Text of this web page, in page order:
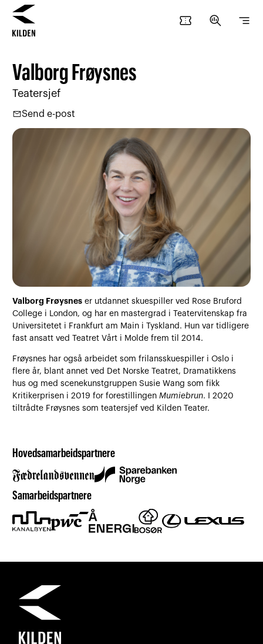
innhold
navigasjon
confirmation_number search_insights segment
Valborg Frøysnes
Teatersjef
mailSend e-post
Valborg Frøysnes er utdannet skuespiller ved Rose Bruford
College i London, og har en mastergrad i Teatervitenskap fra
Universitetet i Frankfurt am Main i Tyskland. Hun var tidligere
fast ansatt ved Teatret Vårt i Molde frem til 2014.
Frøysnes har også arbeidet som frilansskuespiller i Oslo i
flere år, blant annet ved Det Norske Teatret, Dramatikkens
hus og med scenekunstgruppen Susie Wang som fikk
Kritikerprisen i 2019 for forestillingenMumiebrun. I 2020
tiltrådte Frøysnes som teatersjef ved Kilden Teater.
Hovedsamarbeidspartnere
Samarbeidspartnere